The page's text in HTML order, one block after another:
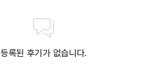
등록된 후기가 없습니다.